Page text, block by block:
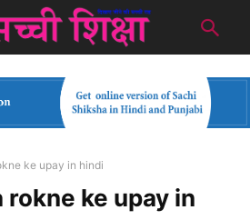
ke upay in hindi
rokne ke upay in